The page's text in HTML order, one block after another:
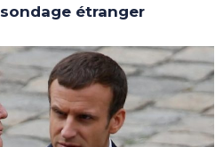
étranger